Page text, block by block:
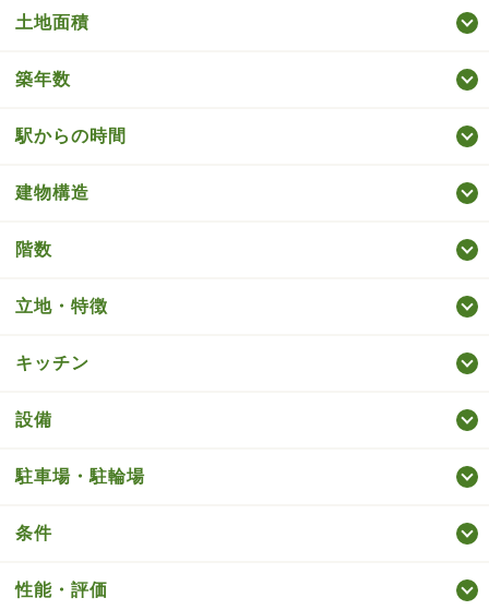
土地面積
築年数
駅からの時間
建物構造
階数
立地・特徴
キッチン
設備
駐車場・駐輪場
条件
性能・評価